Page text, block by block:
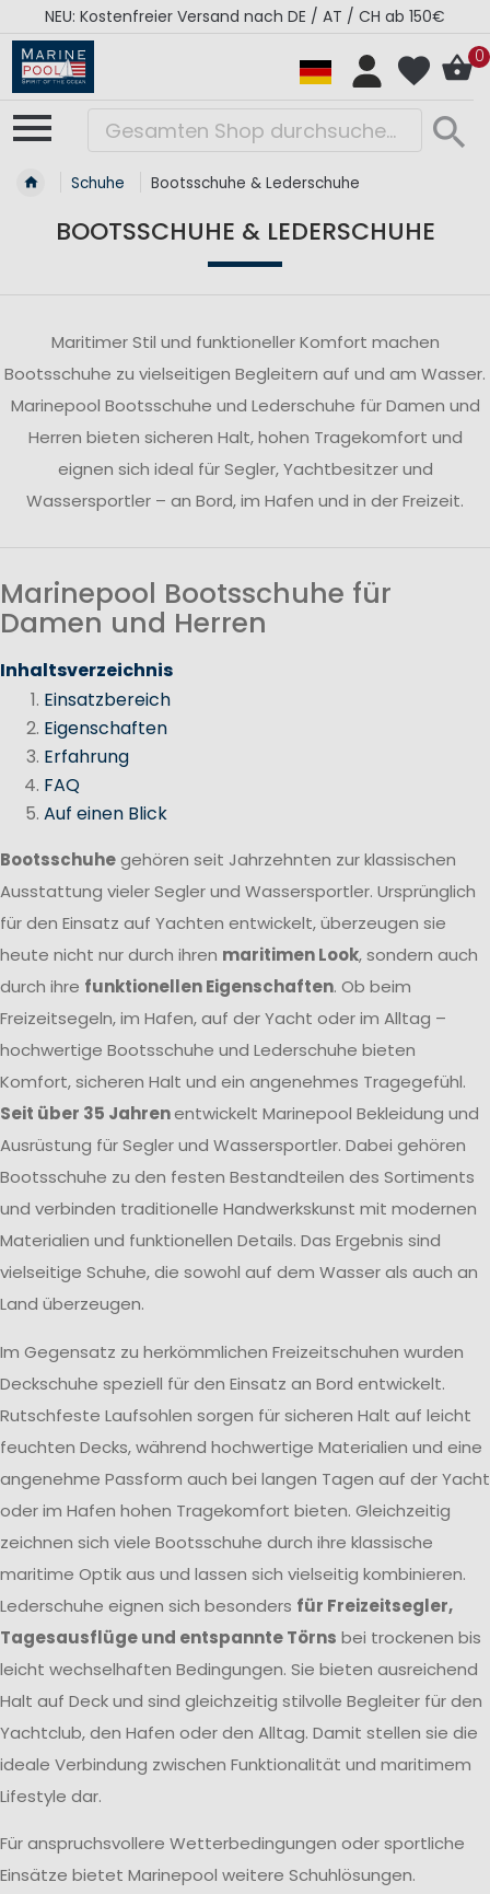
NEU: Kostenfreier Versand nach DE / AT / CH ab 150€
0
Schuhe Bootsschuhe & Lederschuhe
BOOTSSCHUHE & LEDERSCHUHE
Maritimer Stil und funktioneller Komfort machen
Bootsschuhe zu vielseitigen Begleitern auf und am Wasser.
Marinepool Bootsschuhe und Lederschuhe für Damen und
Herren bieten sicheren Halt, hohen Tragekomfort und
eignen sich ideal für Segler, Yachtbesitzer und
Wassersportler – an Bord, im Hafen und in der Freizeit.
Marinepool Bootsschuhe für
Damen und Herren
Inhaltsverzeichnis
Einsatzbereich
Eigenschaften
Erfahrung
FAQ
Auf einen Blick
Bootsschuhegehören seit Jahrzehnten zur klassischen
Ausstattung vieler Segler und Wassersportler. Ursprünglich
für den Einsatz auf Yachten entwickelt, überzeugen sie
heute nicht nur durch ihren maritimen Look, sondern auch
durch ihre funktionellen Eigenschaften. Ob beim
Freizeitsegeln, im Hafen, auf der Yacht oder im Alltag –
hochwertige Bootsschuhe und Lederschuhe bieten
Komfort, sicheren Halt und ein angenehmes Tragegefühl.
Seit über 35 Jahrenentwickelt Marinepool Bekleidung und
Ausrüstung für Segler und Wassersportler. Dabei gehören
Bootsschuhe zu den festen Bestandteilen des Sortiments
und verbinden traditionelle Handwerkskunst mit modernen
Materialien und funktionellen Details. Das Ergebnis sind
vielseitige Schuhe, die sowohl auf dem Wasser als auch an
Land überzeugen.
Im Gegensatz zu herkömmlichen Freizeitschuhen wurden
Deckschuhe speziell für den Einsatz an Bord entwickelt.
Rutschfeste Laufsohlen sorgen für sicheren Halt auf leicht
feuchten Decks, während hochwertige Materialien und eine
angenehme Passform auch bei langen Tagen auf der Yacht
oder im Hafen hohen Tragekomfort bieten. Gleichzeitig
zeichnen sich viele Bootsschuhe durch ihre klassische
maritime Optik aus und lassen sich vielseitig kombinieren.
Lederschuhe eignen sich besonders für Freizeitsegler,
Tagesausflüge und entspannte Törns bei trockenen bis
leicht wechselhaften Bedingungen. Sie bieten ausreichend
Halt auf Deck und sind gleichzeitig stilvolle Begleiter für den
Yachtclub, den Hafen oder den Alltag. Damit stellen sie die
ideale Verbindung zwischen Funktionalität und maritimem
Lifestyle dar.
Für anspruchsvollere Wetterbedingungen oder sportliche
Einsätze bietet Marinepool weitere Schuhlösungen.